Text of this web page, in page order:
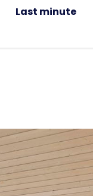
Last minute